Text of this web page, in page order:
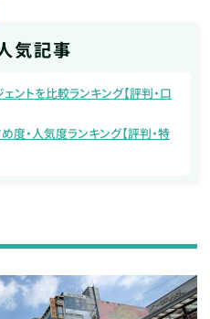
気記事
ントを比較ランキング【評判・口
度・人気度ランキング【評判・特